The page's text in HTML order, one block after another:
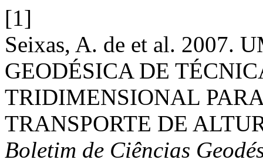
[1]
Seixas, A. de et al. 2007.
GEODÉSICA DE
TRIDIMENSIONAL
TRANSPORTE DE
Boletim de Ciências